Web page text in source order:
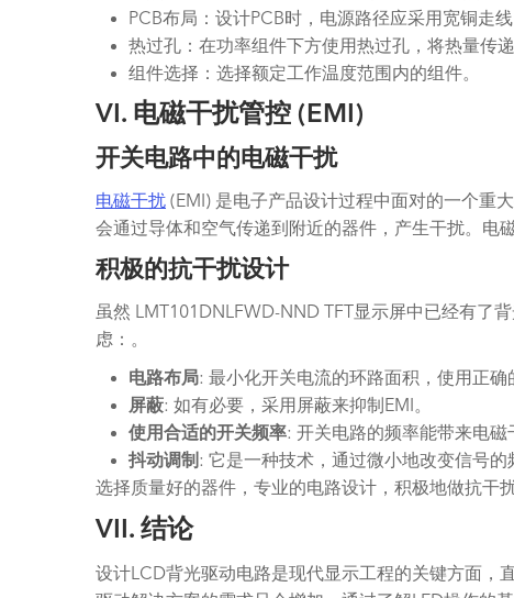
PCB布局：设计PCB时，电源路径应采用宽铜走
热过孔：在功率组件下方使用热过孔，将热量传
组件选择：选择额定工作温度范围内的组件。
VI. 电磁干扰管控 (EMI)
开关电路中的电磁干扰
电磁干扰 (EMI) 是电子产品设计过程中面对的一个重
会通过导体和空气传递到附近的器件，产生干扰。电
积极的抗干扰设计
虽然 LMT101DNLFWD-NND TFT显示屏中已经有了
虑：。
电路布局: 最小化开关电流的环路面积，使用正确
屏蔽: 如有必要，采用屏蔽来抑制EMI。
使用合适的开关频率: 开关电路的频率能带来电磁
抖动调制 : 它是一种技术，通过微小地改变信号
选择质量好的器件，专业的电路设计，积极地做抗干
VII. 结论
设计LCD背光驱动电路是现代显示工程的关键方面，